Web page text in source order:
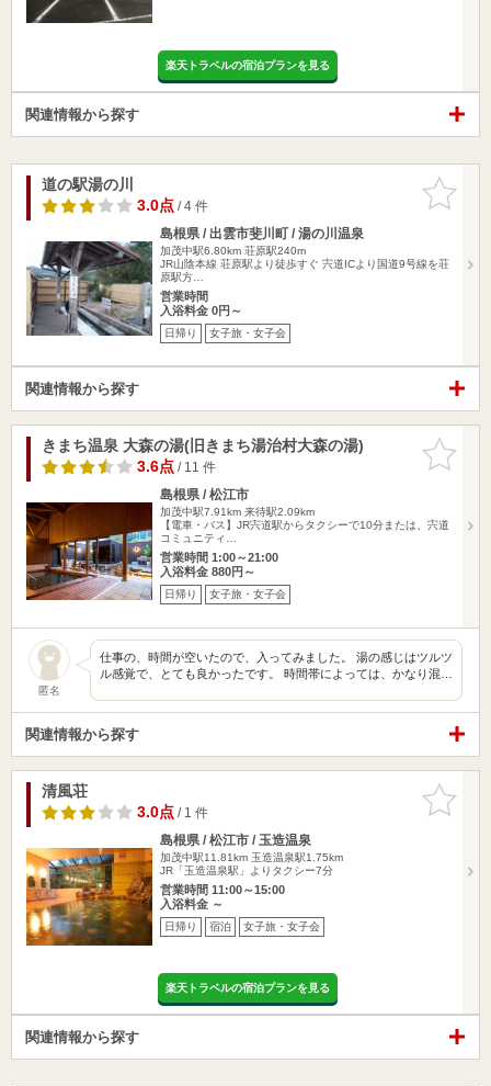
楽天トラベルの宿泊プランを見る
関連情報から探す
お気に入
りに追加
道の駅湯の川
3.0点/ 4 件
島根県 / 出雲市斐川町 / 湯の川温泉
加茂中駅6.80km 荘原駅240m
JR山陰本線 荘原駅より徒歩すぐ 宍道ICより国道9号線を荘
原駅方…
営業時間
入浴料金 0円～
日帰り 女子旅・女子会
関連情報から探す
お気に入
りに追加
きまち温泉 大森の湯(旧きまち湯治村大森の湯)
3.6点/ 11 件
島根県 / 松江市
加茂中駅7.91km 来待駅2.09km
【電車・バス】JR宍道駅からタクシーで10分または、宍道
コミュニティ…
営業時間 1:00～21:00
入浴料金 880円～
日帰り 女子旅・女子会
匿名
仕事の、時間が空いたので、入ってみました。 湯の感じはツルツ
ル感覚で、とても良かったです。 時間帯によっては、かなり混…
関連情報から探す
お気に入
りに追加
清風荘
3.0点/ 1 件
島根県 / 松江市 / 玉造温泉
加茂中駅11.81km 玉造温泉駅1.75km
JR「玉造温泉駅」よりタクシー7分
営業時間 11:00～15:00
入浴料金 ～
日帰り 宿泊 女子旅・女子会
楽天トラベルの宿泊プランを見る
関連情報から探す